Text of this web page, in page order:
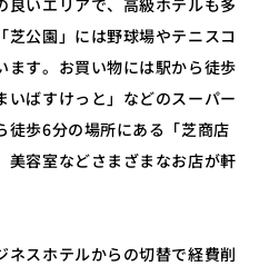
公園」には野球場やテニスコ
ます。お買い物には駅から徒歩
いばすけっと」などのスーパー
徒歩6分の場所にある「芝商店
美容室などさまざまなお店が軒
スホテルからの切替で経費削